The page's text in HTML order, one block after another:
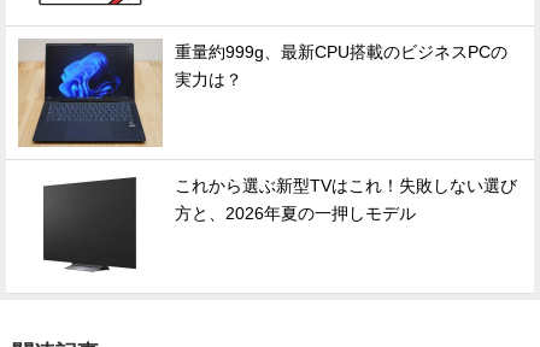
重量約999g、最新CPU搭載のビジネスPCの
実力は？
これから選ぶ新型TVはこれ！失敗しない選び
方と、2026年夏の一押しモデル